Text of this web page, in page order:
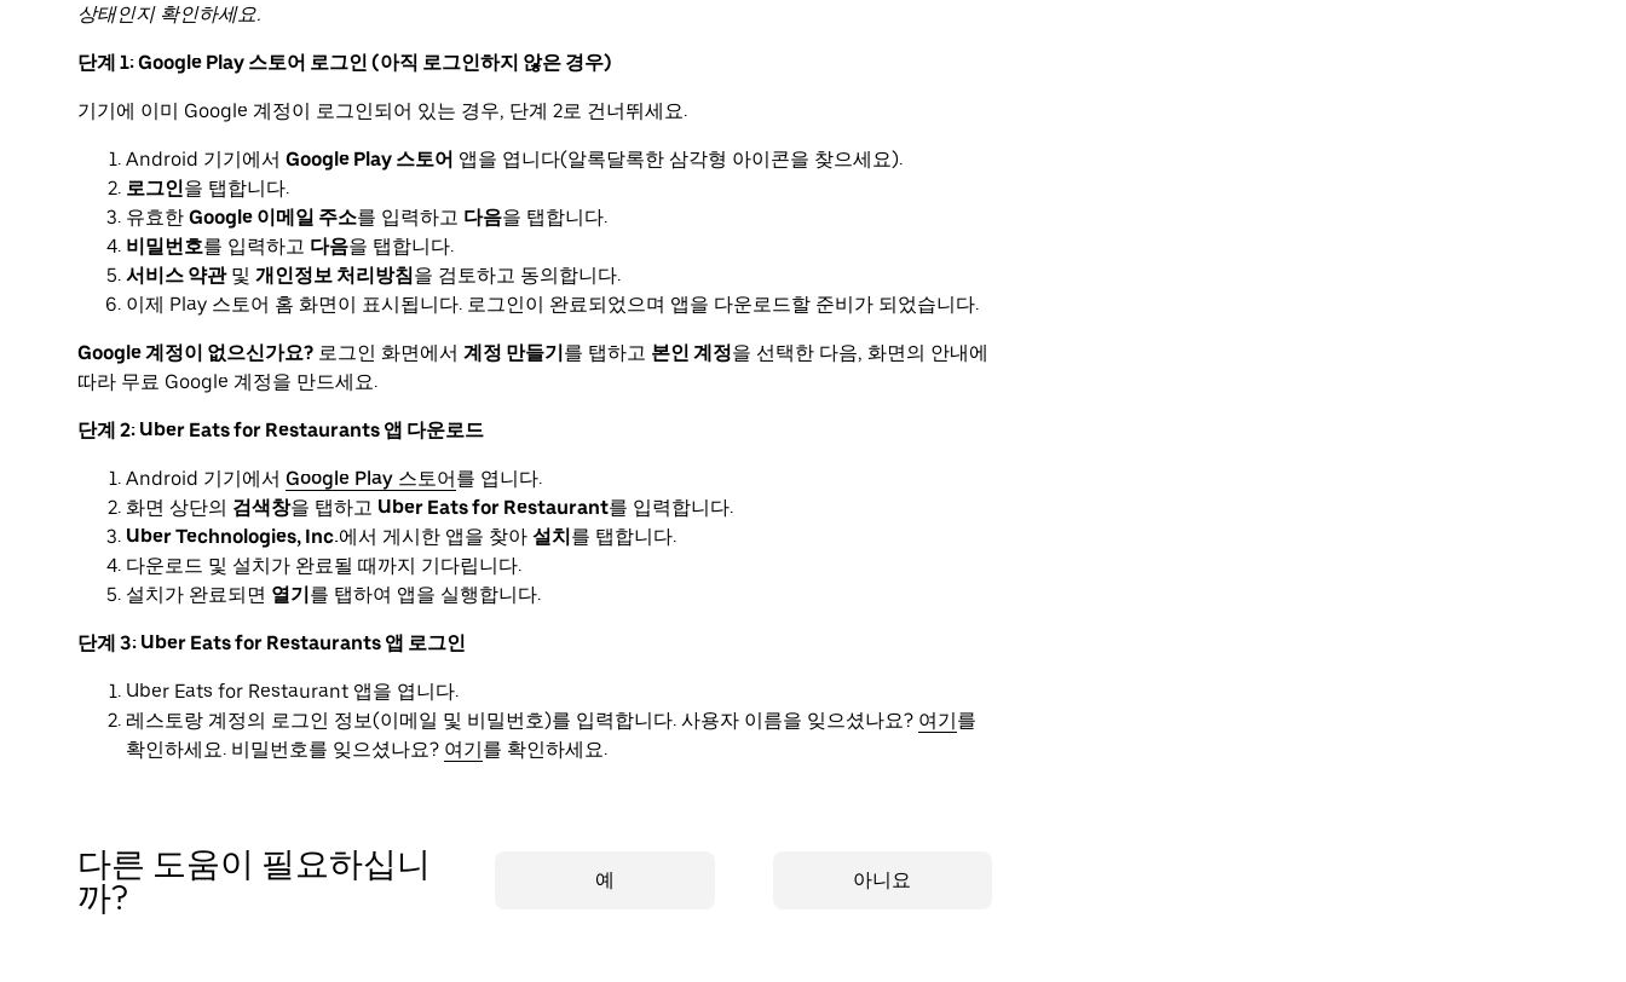
상태인지 확인하세요.
단계 1: Google Play 스토어 로그인 (아직 로그인하지 않은 경우)
기기에 이미 Google 계정이 로그인되어 있는 경우, 단계 2로 건너뛰세요.
Android 기기에서 Google Play 스토어 앱을 엽니다(알록달록한 삼각형 아이콘을 찾으세요).
로그인을 탭합니다.
유효한 Google 이메일 주소를 입력하고 다음을 탭합니다.
비밀번호를 입력하고 다음을 탭합니다.
서비스 약관및 개인정보 처리방침을 검토하고 동의합니다.
이제 Play 스토어 홈 화면이 표시됩니다. 로그인이 완료되었으며 앱을 다운로드할 준비가 되었습니다.
Google 계정이 없으신가요? 로그인 화면에서 계정 만들기를 탭하고 본인 계정을 선택한 다음, 화면의 안내에
따라 무료 Google 계정을 만드세요.
단계 2: Uber Eats for Restaurants 앱 다운로드
Android 기기에서 Google Play 스토어를 엽니다.
화면 상단의 검색창을 탭하고 Uber Eats for Restaurant를 입력합니다.
Uber Technologies, Inc.에서 게시한 앱을 찾아 설치를 탭합니다.
다운로드 및 설치가 완료될 때까지 기다립니다.
설치가 완료되면 열기를 탭하여 앱을 실행합니다.
단계 3: Uber Eats for Restaurants 앱 로그인
Uber Eats for Restaurant 앱을 엽니다.
레스토랑 계정의 로그인 정보(이메일 및 비밀번호)를 입력합니다. 사용자 이름을 잊으셨나요? 여기를
확인하세요. 비밀번호를 잊으셨나요? 여기를 확인하세요.
다른 도움이 필요하십니
까?
예 아니요